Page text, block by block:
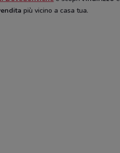
più vicino a casa tua.